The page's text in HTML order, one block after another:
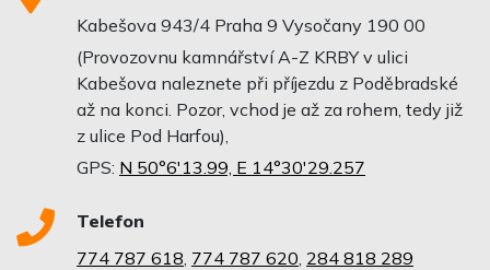
Kabešova 943/4 Praha 9 Vysočany 190 00
(Provozovnu kamnářství A-Z KRBY v ulici
Kabešova naleznete při příjezdu z Poděbradské
až na konci. Pozor, vchod je až za rohem, tedy již
z ulice Pod Harfou),
GPS: N 50°6'13.99, E 14°30'29.257
Telefon
774 787 618, 774 787 620, 284 818 289